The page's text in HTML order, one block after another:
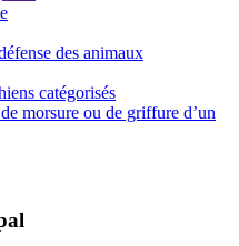
des animaux
catégorisés
morsure ou de griffure d’un